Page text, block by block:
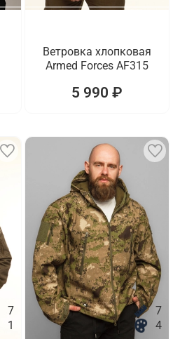
Ветровка хлопковая
Armed Forces AF315
5 990 ₽
7
1
7
4